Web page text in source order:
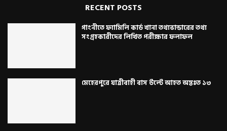
RECENT POSTS
গাংনীতে ফ্যামিলি কার্ড খানা তথ্যভান্ডারের তথ্য
সংগ্রহকারীদের লিখিত পরীক্ষার ফলাফল
মেহেরপুরে যাত্রীবাহী বাস উল্টে আহত অন্তঃত ১৩